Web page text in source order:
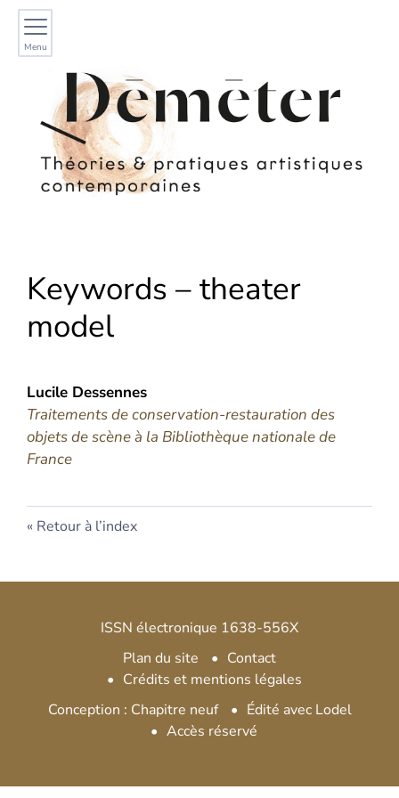
Menu
Keywords – theater
model
Lucile Dessennes
Traitements de conservation-restauration des
objets de scène à la Bibliothèque nationale de
France
Retour à l’index
ISSN électronique 1638-556X
Plan du site
Contact
Crédits et mentions légales
Conception : Chapitre neuf
Édité avec Lodel
Accès réservé